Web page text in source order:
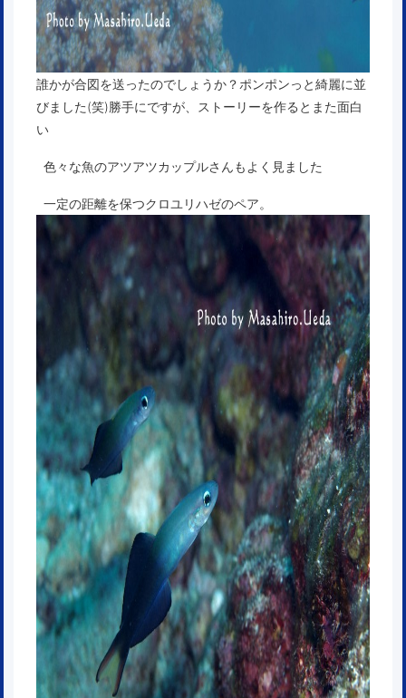
誰かが合図を送ったのでしょうか？ポンポンっと綺麗に並
びました(笑)勝手にですが、ストーリーを作るとまた面白
い
色々な魚のアツアツカップルさんもよく見ました
一定の距離を保つクロユリハゼのペア。